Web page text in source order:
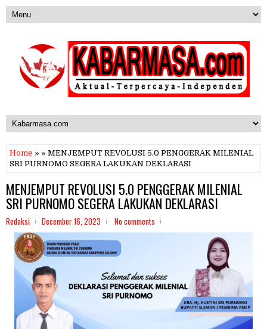
Home » » MENJEMPUT REVOLUSI 5.0 PENGGERAK MILENIAL
SRI PURNOMO SEGERA LAKUKAN DEKLARASI
MENJEMPUT REVOLUSI 5.0 PENGGERAK MILENIAL
SRI PURNOMO SEGERA LAKUKAN DEKLARASI
Redaksi December 16, 2023 No comments